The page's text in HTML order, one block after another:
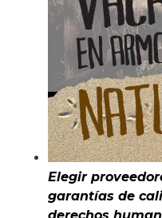
Elegir
garantías de